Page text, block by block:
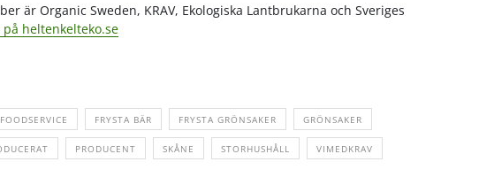
är Organic Sweden, KRAV, Ekologiska Lantbrukarna och Sveriges
heltenkelteko.se
FOODSERVICE FRYSTA BÄR FRYSTA GRÖNSAKER GRÖNSAKER
PRODUCENT SKÅNE STORHUSHÅLL VIMEDKRAV